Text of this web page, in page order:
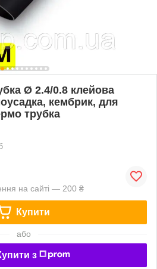
Ø 2.4/0.8 клейова
кембрик, для
трубка
на сайті — 200 ₴
Купити
або
з